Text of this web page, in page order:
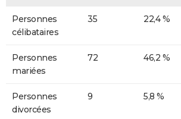
Personnes
célibataires
35 22,4 %
Personnes
mariées
72 46,2 %
Personnes
divorcées
9 5,8 %